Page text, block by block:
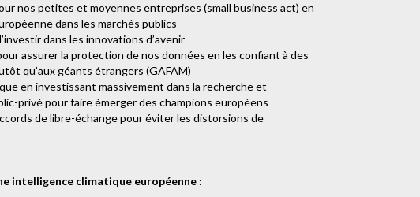
nos petites et moyennes entreprises (small business act) en
dans les marchés publics
dans les innovations d’avenir
assurer la protection de nos données en les confiant à des
qu’aux géants étrangers (GAFAM)
en investissant massivement dans la recherche et
privé pour faire émerger des champions européens
de libre-échange pour éviter les distorsions de
intelligence climatique européenne :